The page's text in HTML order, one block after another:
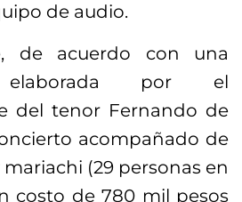
de audio.
de acuerdo con una
por el
del tenor Fernando de
acompañado de
(29 personas en
costo de 780 mil pesos